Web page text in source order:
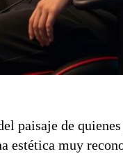
paisaje de
estética muy